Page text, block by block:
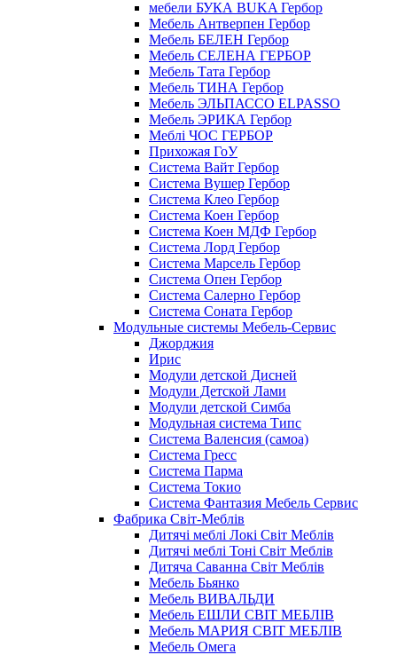
мебели БУКА BUKA Гербор
Мебель Антверпен Гербор
Мебель БЕЛЕН Гербор
Мебель СЕЛЕНА ГЕРБОР
Мебель Тата Гербор
Мебель ТИНА Гербор
Мебель ЭЛЬПАССО ELPASSO
Мебель ЭРИКА Гербор
Меблі ЧОС ГЕРБОР
Прихожая ГоУ
Система Вайт Гербор
Система Вушер Гербор
Система Клео Гербор
Система Коен Гербор
Система Коен МДФ Гербор
Система Лорд Гербор
Система Марсель Гербор
Система Опен Гербор
Система Салерно Гербор
Система Соната Гербор
Модульные системы Мебель-Сервис
Джорджия
Ирис
Модули детской Дисней
Модули Детской Лами
Модули детской Симба
Модульная система Типс
Система Валенсия (самоа)
Система Гресс
Система Парма
Система Токио
Система Фантазия Мебель Сервис
Фабрика Світ-Меблів
Дитячі меблі Локі Світ Меблів
Дитячі меблі Тоні Світ Меблів
Дитяча Саванна Світ Меблів
Мебель Бьянко
Мебель ВИВАЛЬДИ
Мебель ЕШЛИ СВІТ МЕБЛІВ
Мебель МАРИЯ СВІТ МЕБЛІВ
Мебель Омега